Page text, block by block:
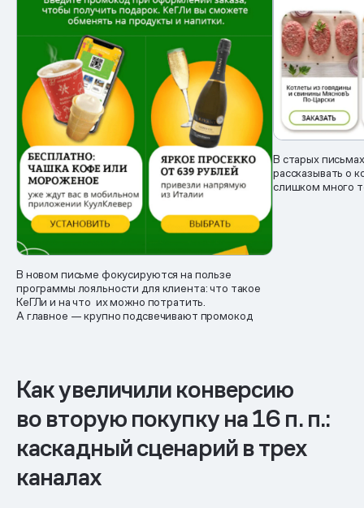
В новом письме фокусируются на пользе
программы лояльности для клиента: что такое
КеГЛи и на что их можно потратить.
А главное — крупно подсвечивают промокод
В старых
рассказывать о
слишком много
Как увеличили конверсию
во вторую покупку на 16 п. п.:
каскадный сценарий в трех
каналах